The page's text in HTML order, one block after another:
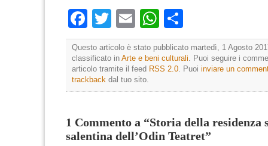
Facebook
TwitterEmailWhatsApp
Questo articolo è stato pubblicato martedì, 1 Agosto
classificato in Arte e beni culturali. Puoi seguire i
articolo tramite il feed RSS 2.0. Puoi inviare un
trackback dal tuo sito.
1 Commento a “Storia della residenza
salentina dell’Odin Teatret”